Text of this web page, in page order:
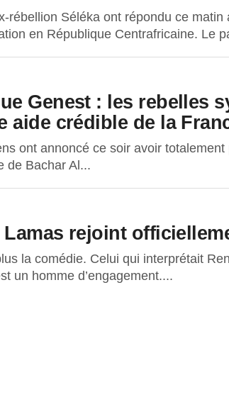
rébellion Séléka ont répondu ce
en République Centrafricaine. Le
Genest : les rebelles
aide crédible de la
ont annoncé ce soir avoir
de Bachar Al...
rejoint
la comédie. Celui qui interprétait
un homme d’engagement....